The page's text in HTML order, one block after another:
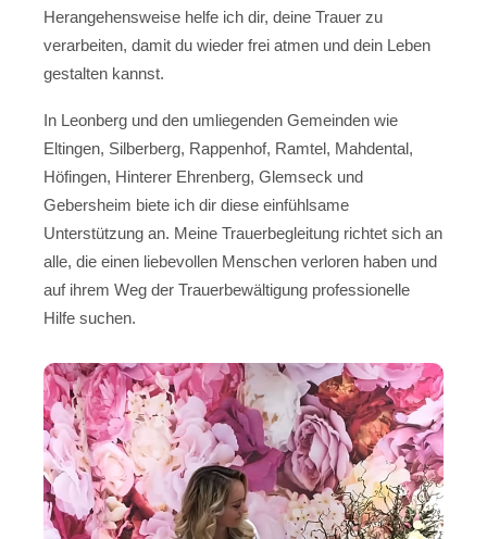
Herangehensweise helfe ich dir, deine Trauer zu
verarbeiten, damit du wieder frei atmen und dein Leben
gestalten kannst.
In Leonberg und den umliegenden Gemeinden wie
Eltingen, Silberberg, Rappenhof, Ramtel, Mahdental,
Höfingen, Hinterer Ehrenberg, Glemseck und
Gebersheim biete ich dir diese einfühlsame
Unterstützung an. Meine Trauerbegleitung richtet sich an
alle, die einen liebevollen Menschen verloren haben und
auf ihrem Weg der Trauerbewältigung professionelle
Hilfe suchen.